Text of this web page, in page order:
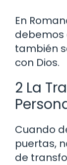
En
debemos
también
con Dios.
2 La
Cuando
puertas,
de